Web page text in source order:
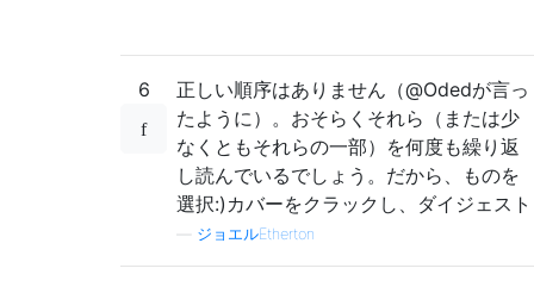
6
正しい順序はありません（@Odedが言っ
たように）。おそらくそれら（または少
なくともそれらの一部）を何度も繰り返
し読んでいるでしょう。だから、ものを
選択:)カバーをクラックし、ダイジェスト
ジョエルEtherton